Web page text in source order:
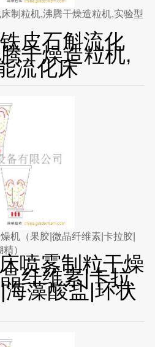
制粒机,沸腾干燥造粒机,实验型
皮石斛流化
干燥造粒机,
流化床
机（果胶|微晶纤维素|卡拉胶|
）
喷雾制粒干燥
纤维素|卡拉
藻酸盐|环状